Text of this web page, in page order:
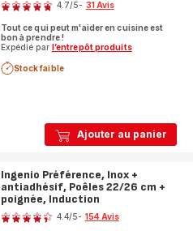
Ajouter au panier
4.7/5- 31 Avis
Tout ce qui peut m'aider en cuisine est
bon à prendre !
Expédié par l’entrepôt produits
Stock faible
Ingenio Préférence, Inox +
antiadhésif, Poêles 22/26 cm +
poignée, Induction
Note
4.4/5- 154 Avis